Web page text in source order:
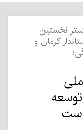
نخستین
کرمان و